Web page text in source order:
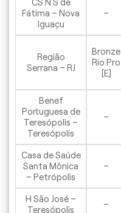
Fátima – Nova
Iguaçu
–
Região
Serrana – RJ
Bronze
Rio Pro
[E]
Benef
Portuguesa de
Teresópolis –
Teresópolis
–
Casa de Saúde
Santa Mônica
– Petrópolis
–
H São José –
Teresópolis
–